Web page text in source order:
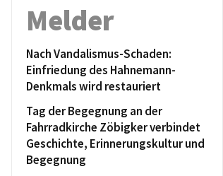
Melder
Nach Vandalismus-Schaden:
Einfriedung des Hahnemann-
Denkmals wird restauriert
Tag der Begegnung an der
Fahrradkirche Zöbigker verbindet
Geschichte, Erinnerungskultur und
Begegnung